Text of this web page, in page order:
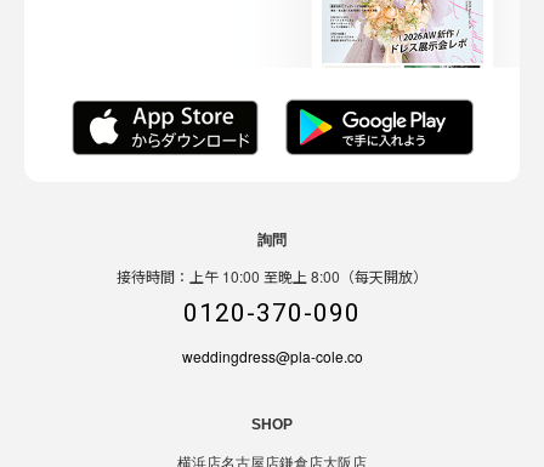
詢問
接待時間：上午 10:00 至晚上 8:00（每天開放）
0120-370-090
weddingdress@pla-cole.co
SHOP
横浜店名古屋店鎌倉店大阪店